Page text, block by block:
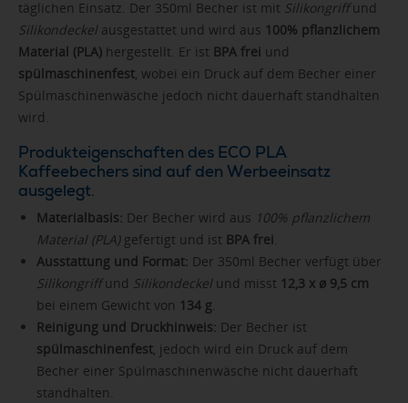
täglichen Einsatz. Der 350ml Becher ist mit Silikongriffund
Silikondeckelausgestattet und wird aus 100% pflanzlichem
Material (PLA) hergestellt. Er ist BPA frei und
spülmaschinenfest, wobei ein Druck auf dem Becher einer
Spülmaschinenwäsche jedoch nicht dauerhaft standhalten
wird.
Produkteigenschaften des ECO PLA
Kaffeebechers sind auf den Werbeeinsatz
ausgelegt.
Materialbasis: Der Becher wird aus 100% pflanzlichem
Material (PLA)gefertigt und ist BPA frei.
Ausstattung und Format: Der 350ml Becher verfügt über
Silikongriffund Silikondeckelund misst 12,3 x ø 9,5 cm
bei einem Gewicht von 134 g.
Reinigung und Druckhinweis: Der Becher ist
spülmaschinenfest, jedoch wird ein Druck auf dem
Becher einer Spülmaschinenwäsche nicht dauerhaft
standhalten.